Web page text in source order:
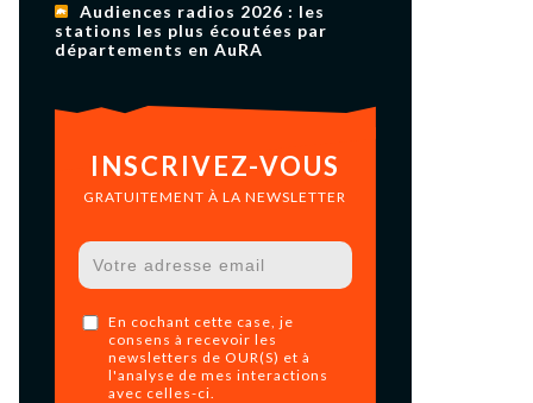
Audiences radios 2026 : les
stations les plus écoutées par
départements en AuRA
INSCRIVEZ-VOUS
GRATUITEMENT À LA NEWSLETTER
En cochant cette case, je
consens à recevoir les
newsletters de OUR(S) et à
l'analyse de mes interactions
avec celles-ci.